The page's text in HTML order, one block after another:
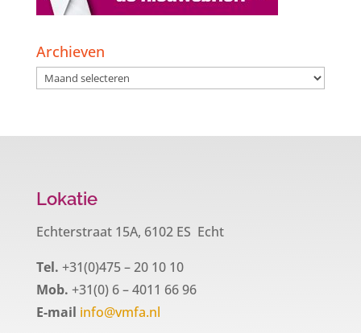
Archieven
Archieven
Lokatie
Echterstraat 15A, 6102 ES Echt
Tel. +31(0)475 – 20 10 10
Mob. +31(0) 6 – 4011 66 96
E-mail info@vmfa.nl